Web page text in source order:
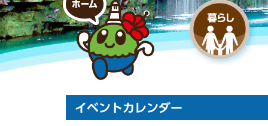
イベントカレンダー